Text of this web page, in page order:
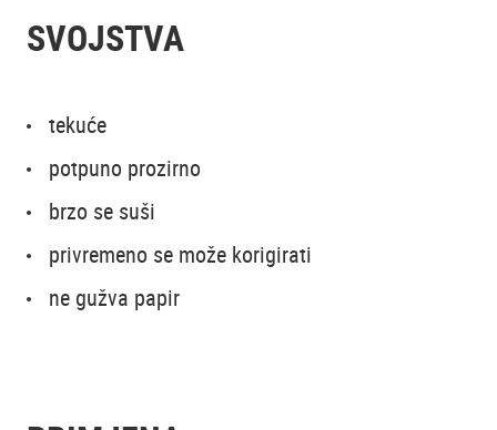
SVOJSTVA
tekuće
potpuno prozirno
brzo se suši
privremeno se može korigirati
ne gužva papir